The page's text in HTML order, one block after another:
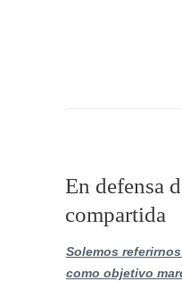
En defensa
compartida
Solemos
como objetivo